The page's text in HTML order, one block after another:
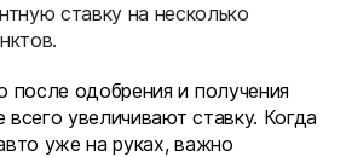
ставку на несколько
после одобрения и получения
всего увеличивают ставку. Когда
уже на руках, важно